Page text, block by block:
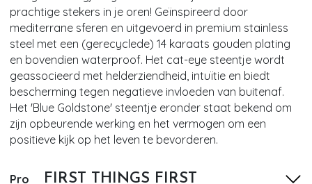
FIRST THINGS FIRST
prachtige stekers in je oren! Geïnspireerd door
mediterrane sferen en uitgevoerd in premium stainless
steel met een (gerecyclede) 14 karaats gouden plating
en bovendien waterproof. Het cat-eye steentje wordt
geassocieerd met helderziendheid, intuïtie en biedt
bescherming tegen negatieve invloeden van buitenaf.
Het 'Blue Goldstone' steentje eronder staat bekend om
zijn opbeurende werking en het vermogen om een
positieve kijk op het leven te bevorderen.
Productinformatie